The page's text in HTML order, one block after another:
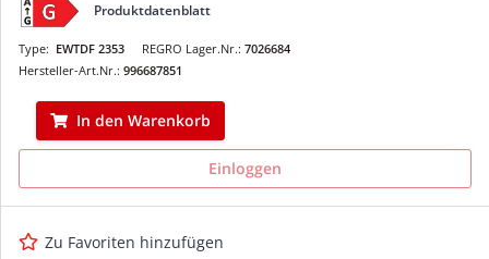
Produktdatenblatt
REGRO Lager.Nr.: 7026684
Type: EWTDF 2353
Hersteller-Art.Nr.: 996687851
In den Warenkorb
Einloggen
Zu Favoriten hinzufügen